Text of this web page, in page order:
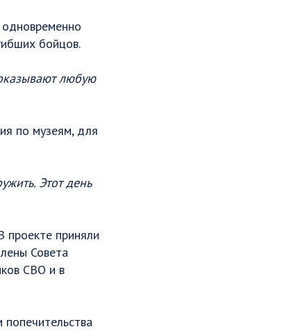
бойцов.
любую
по музеям, для
Этот день
проекте приняли
Совета
СВО и в